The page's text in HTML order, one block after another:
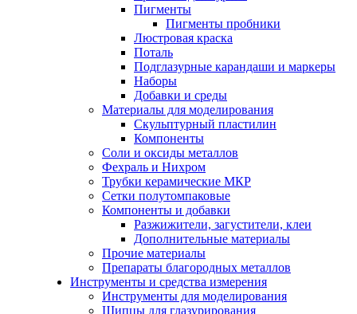
Пигменты
Пигменты пробники
Люстровая краска
Поталь
Подглазурные карандаши и маркеры
Наборы
Добавки и среды
Материалы для моделирования
Скульптурный пластилин
Компоненты
Соли и оксиды металлов
Фехраль и Нихром
Трубки керамические МКР
Сетки полутомпаковые
Компоненты и добавки
Разжижители, загустители, клеи
Дополнительные материалы
Прочие материалы
Препараты благородных металлов
Инструменты и средства измерения
Инструменты для моделирования
Щипцы для глазурирования